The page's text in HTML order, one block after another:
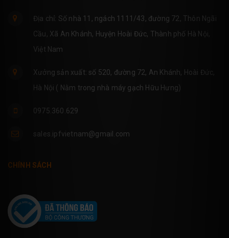
Địa chỉ: Số nhà 11, ngách 1111/43, đường 72, Thôn Ngãi
Cầu, Xã An Khánh, Huyện Hoài Đức, Thành phố Hà Nội,
Việt Nam
Xưởng sản xuất: số 520, đường 72, An Khánh, Hoài Đức,
Hà Nội ( Nằm trong nhà máy gạch Hữu Hưng)
0975.360.629
sales.ipfvietnam@gmail.com
CHÍNH SÁCH